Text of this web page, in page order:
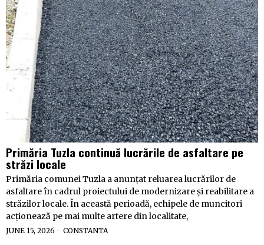
Primăria Tuzla continuă lucrările de asfaltare pe
străzi locale
Primăria comunei Tuzla a anunțat reluarea lucrărilor de
asfaltare în cadrul proiectului de modernizare și reabilitare a
străzilor locale. În această perioadă, echipele de muncitori
acționează pe mai multe artere din localitate,
JUNE 15, 2026 CONSTANTA